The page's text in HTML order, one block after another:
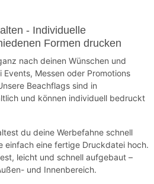
- Individuelle
Formen drucken
nach deinen Wünschen und
Messen oder Promotions
Beachflags sind in
und können individuell bedruckt
du deine Werbefahne schnell
einfach eine fertige Druckdatei hoch.
leicht und schnell aufgebaut –
und Innenbereich.